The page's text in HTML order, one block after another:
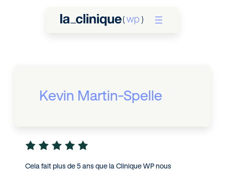
Kevin Martin-Spelle
Cela fait plus de 5 ans que la Clinique WP nous